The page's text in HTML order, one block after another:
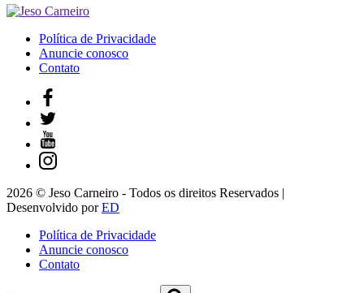
Política de Privacidade
Anuncie conosco
Contato
2026 © Jeso Carneiro - Todos os direitos Reservados |
Desenvolvido porED
Política de Privacidade
Anuncie conosco
Contato